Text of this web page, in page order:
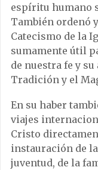
espíritu humano
También ordenó
Catecismo de la
sumamente útil
de nuestra fe y
Tradición y el
En su haber
viajes
Cristo
instauración de
juventud, de la